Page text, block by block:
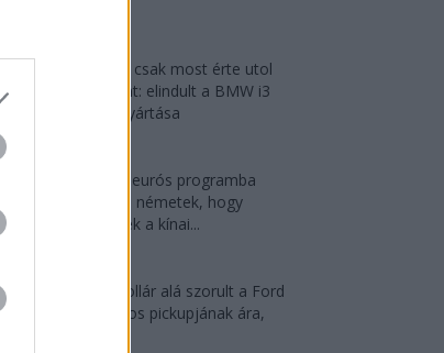
München csak most érte utol
Debrecent: elindult a BMW i3
sorozatgyártása
2,4 millió eurós programba
kezdtek a németek, hogy
lekörözzék a kínai...
30 000 dollár alá szorult a Ford
elektromos pickupjának ára,